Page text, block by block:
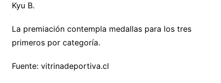
Kyu B.
La premiación contempla medallas para los tres
primeros por categoría.
Fuente: vitrinadeportiva.cl